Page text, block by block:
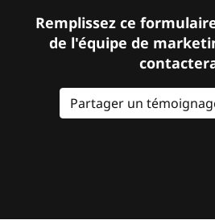
Remplissez ce
de l'équipe de
Partager un